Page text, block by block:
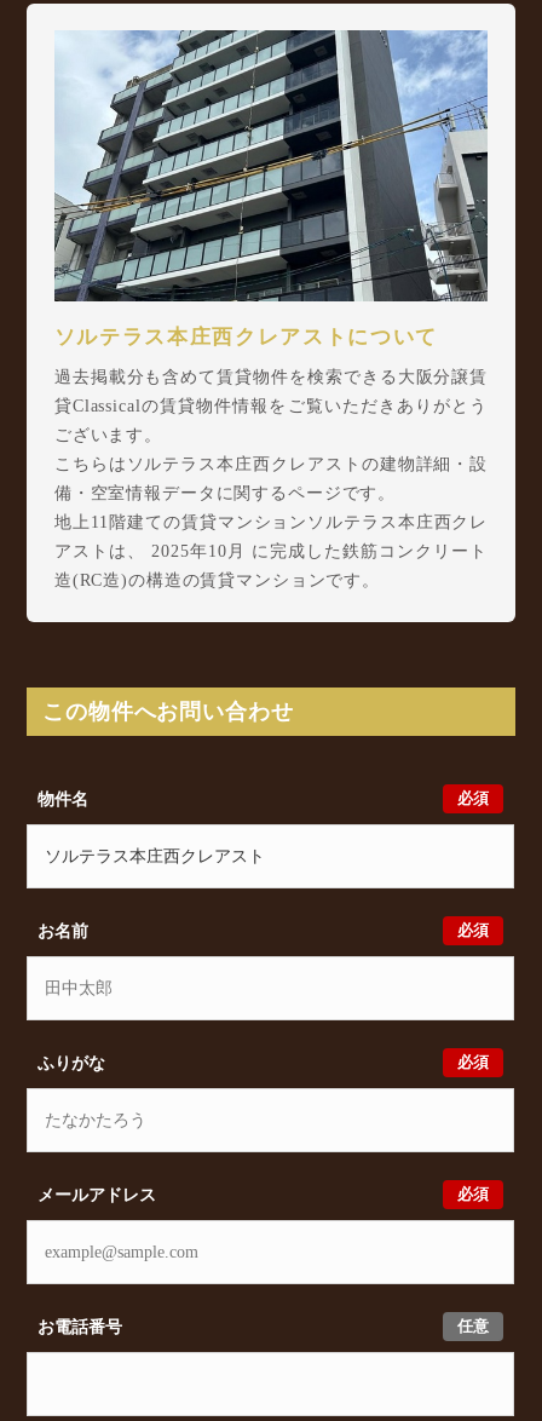
ソルテラス本庄西クレアストについて
過去掲載分も含めて賃貸物件を検索できる大阪分譲賃
貸Classicalの賃貸物件情報をご覧いただきありがとう
ございます。
こちらはソルテラス本庄西クレアストの建物詳細・設
備・空室情報データに関するページです。
地上11階建ての賃貸マンションソルテラス本庄西クレ
アストは、 2025年10月 に完成した鉄筋コンクリート
造(RC造)の構造の賃貸マンションです。
Metro 御堂筋線 中津駅 徒歩11分 からアクセスが可
能となっております。
認をはじめ、本庄西3丁目1-9周辺エリアで賃貸物件・
マンションをお探しでしたら、ぜひ大阪分譲賃貸
譲賃貸Classicalでは、お問い合わせ以外にも来店予約
望の条件をいただきましたら、プロの目線からおすす
めの賃貸物件をご提案いたします。
この物件へお問い合わせ
必須
物件名
必須
お名前
必須
ふりがな
必須
メールアドレス
任意
お電話番号